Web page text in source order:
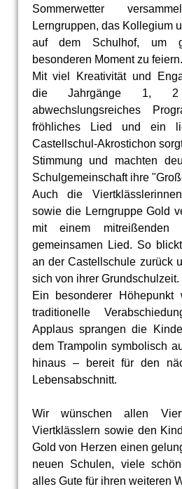
Sommerwetter
Lerngruppen, das Kollegium
auf dem Schulhof, um
besonderen Moment zu feiern.
Mit viel Kreativität und
die Jahrgänge
abwechslungsreiches
fröhliches Lied und ein
Castellschul-Akrostichon
Stimmung und machten
Schulgemeinschaft ihre
Auch die
sowie die Lerngruppe Gold
mit einem mitreißenden
gemeinsamen Lied. So
an der Castellschule zurück
sich von ihrer Grundschulzeit.
Ein besonderer
traditionelle
Applaus sprangen die
dem Trampolin symbolisch
hinaus – bereit für den
Lebensabschnitt.
Wir wünschen allen
Viertklässlern sowie den
Gold von Herzen einen
neuen Schulen, viele
alles Gute für ihren weiteren